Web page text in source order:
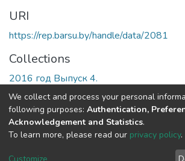
URI
https://rep.barsu.by/handle/data/2081
Collections
2016 год Выпуск 4.
Full item page
DSpace software copyright © 2002-
Cookie End User
We collect and process your personal
following purposes: Authentication,
Acknowledgement and Statistics.
To learn more, please read our privacy policy.